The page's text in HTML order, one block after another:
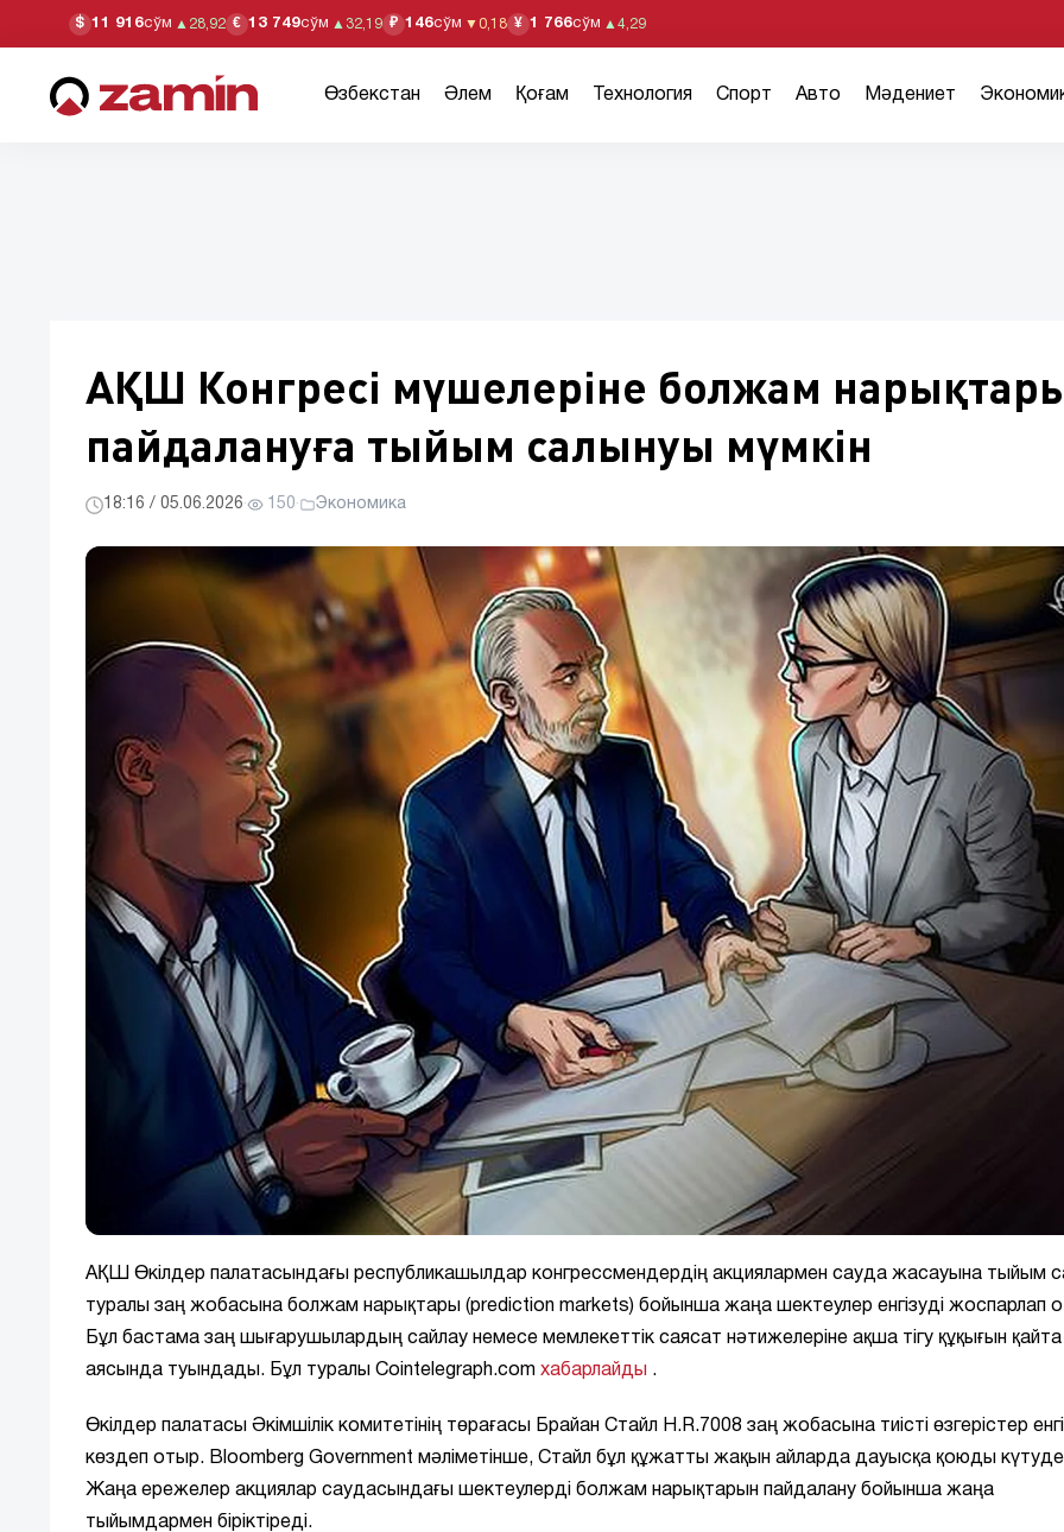
$ 11 916сўм ▲ 28,92 € 13 749сўм ▲ 32,19 ₽ 146сўм ▼ 0,18 ¥ 1 766сўм ▲ 4,29
Өзбекстан Әлем Қоғам Технология Спорт Авто Мәдениет
АҚШ Конгресі мүшелеріне болжам
пайдалануға тыйым салынуы мүмкін
18:16 / 05.06.2026· 150· Экономика
АҚШ Өкілдер палатасындағы республикашылдар конгрессмендердің акциялармен сауда жасауына тыйым
туралы заң жобасына болжам нарықтары (prediction markets) бойынша жаңа шектеулер енгізуді жоспарлап
Бұл бастама заң шығарушылардың сайлау немесе мемлекеттік саясат нәтижелеріне ақша тігу құқығын қайта
аясында туындады. Бұл туралы Cointelegraph.com хабарлайды .
Өкілдер палатасы Әкімшілік комитетінің төрағасы Брайан Стайл H.R.7008 заң жобасына тиісті өзгерістер
көздеп отыр. Bloomberg Government мәліметінше, Стайл бұл құжатты жақын айларда дауысқа қоюды
Жаңа ережелер акциялар саудасындағы шектеулерді болжам нарықтарын пайдалану бойынша жаңа
тыйымдармен біріктіреді.